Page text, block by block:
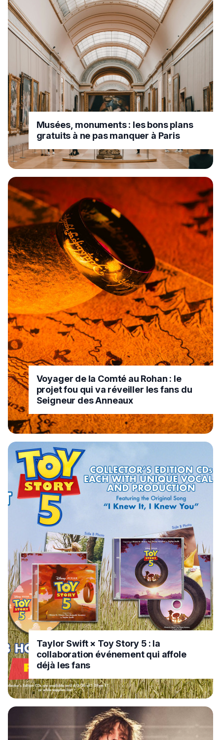
Musées, monuments : les bons plans
gratuits à ne pas manquer à Paris
Voyager de la Comté au Rohan : le
projet fou qui va réveiller les fans du
Seigneur des Anneaux
Taylor Swift × Toy Story 5 : la
collaboration événement qui affole
déjà les fans